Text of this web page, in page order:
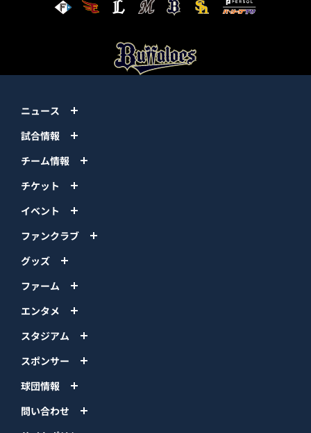
ニュース
試合情報
チーム情報
チケット
イベント
ファンクラブ
グッズ
ファーム
エンタメ
スタジアム
スポンサー
球団情報
問い合わせ